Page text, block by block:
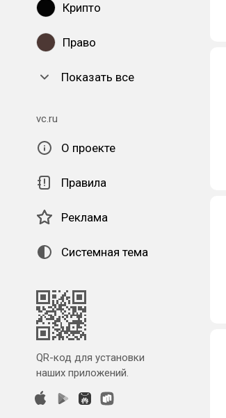
Крипто
Право
Показать все
vc.ru
О проекте
Правила
Реклама
Системная тема
QR-код для установки
наших приложений.